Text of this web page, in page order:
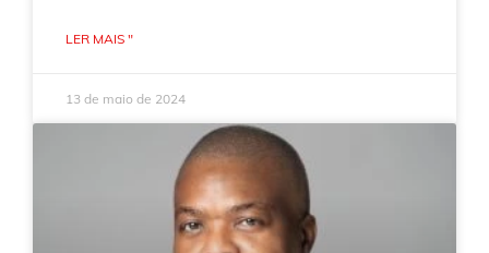
LER MAIS "
13 de maio de 2024